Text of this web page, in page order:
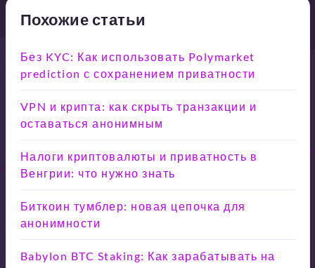
Похожие статьи
Без KYC: Как использовать Polymarket
prediction с сохранением приватности
VPN и крипта: как скрыть транзакции и
оставаться анонимным
Налоги криптовалюты и приватность в
Венгрии: что нужно знать
Биткоин тумблер: новая цепочка для
анонимности
Babylon BTC Staking: Как зарабатывать на